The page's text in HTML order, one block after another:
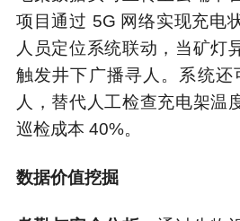
项目通过 5G 网络实现充电
人员定位系统联动，当矿灯
触发井下广播寻人。系统还
人，替代人工检查充电架温
巡检成本 40%。
数据价值挖掘